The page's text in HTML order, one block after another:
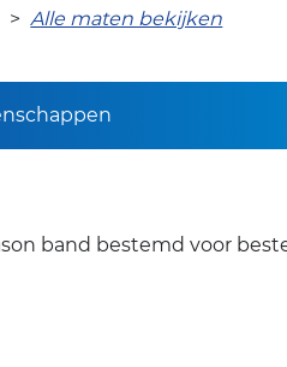
>Alle maten bekijken
band bestemd voor